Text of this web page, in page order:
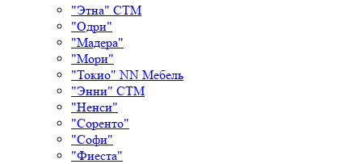
"Этна" СТМ
"Одри"
"Мадера"
"Мори"
"Токио" NN Мебель
"Энни" СТМ
"Ненси"
"Соренто"
"Софи"
"Фиеста"